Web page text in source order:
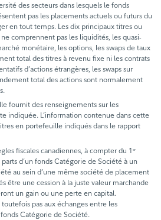
des secteurs dans lesquels le fonds
pas les placements actuels ou futurs du
en tout temps. Les dix principaux titres ou
comprennent pas les liquidités, les quasi-
monétaire, les options, les swaps de taux
total des titres à revenu fixe ni les contrats
d’actions étrangères, les swaps sur
total des actions sont normalement
fournit des renseignements sur les
indiquée. L’information contenue dans cette
en portefeuille indiqués dans le rapport
fiscales canadiennes, à compter du 1 er
d’un fonds Catégorie de Société à un
au sein d’une même société de placement
être une cession à la juste valeur marchande
un gain ou une perte en capital.
pas aux échanges entre les
Catégorie de Société.